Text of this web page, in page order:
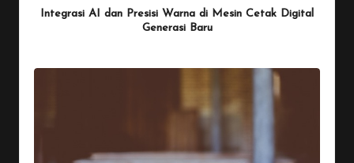
Integrasi AI dan Presisi Warna di Mesin Cetak Digital
Generasi Baru